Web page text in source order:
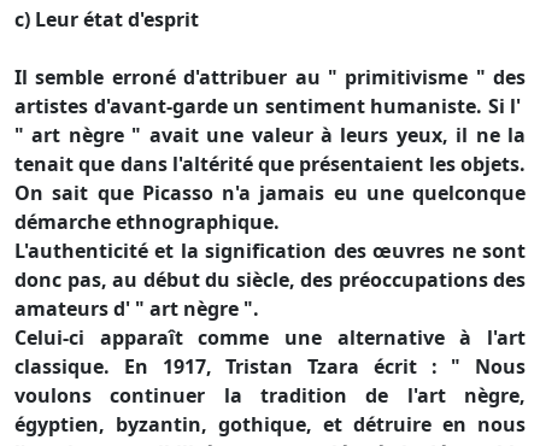
c) Leur état d'esprit
Il semble erroné d'attribuer au " primitivisme " des
artistes d'avant-garde un sentiment humaniste. Si l'
" art nègre " avait une valeur à leurs yeux, il ne la
tenait que dans l'altérité que présentaient les objets.
On sait que Picasso n'a jamais eu une quelconque
démarche ethnographique.
L'authenticité et la signification des œuvres ne sont
donc pas, au début du siècle, des préoccupations des
amateurs d' " art nègre ".
Celui-ci apparaît comme une alternative à l'art
classique. En 1917, Tristan Tzara écrit : " Nous
voulons continuer la tradition de l'art nègre,
égyptien, byzantin, gothique, et détruire en nous